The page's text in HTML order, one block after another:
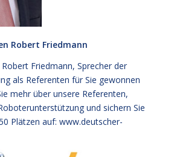
Robert Friedmann
Friedmann, Sprecher der
als Referenten für Sie gewonnen
mehr über unsere Referenten,
und sichern Sie
Plätzen auf: www.deutscher-